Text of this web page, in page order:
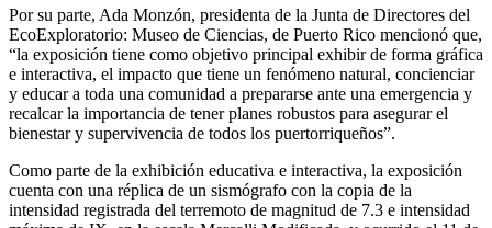
Por su parte, Ada Monzón, presidenta de la Junta de Directores del
EcoExploratorio: Museo de Ciencias, de Puerto Rico mencionó que,
“la exposición tiene como objetivo principal exhibir de forma gráfica
e interactiva, el impacto que tiene un fenómeno natural, concienciar
y educar a toda una comunidad a prepararse ante una emergencia y
recalcar la importancia de tener planes robustos para asegurar el
bienestar y supervivencia de todos los puertorriqueños”.
Como parte de la exhibición educativa e interactiva, la exposición
cuenta con una réplica de un sismógrafo con la copia de la
intensidad registrada del terremoto de magnitud de 7.3 e intensidad